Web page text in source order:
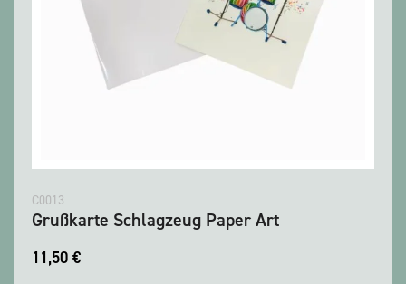
C0013
Grußkarte Schlagzeug Paper Art
11,50 €